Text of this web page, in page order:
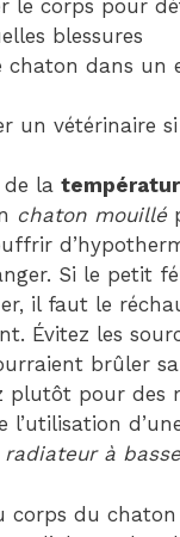
le corps pour
blessures
chaton dans un
un vétérinaire si
la
chaton mouillé
Si le petit
il faut le
Évitez les
brûler
plutôt pour des
l’utilisation
radiateur à
corps du